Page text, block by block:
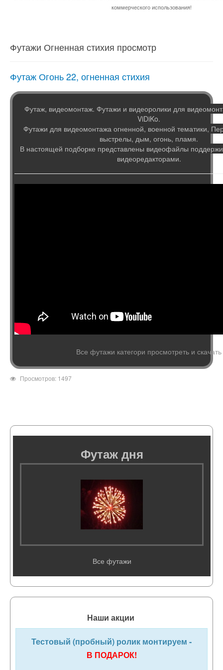
коммерческого использования!
Футажи Огненная стихия просмотр
Футаж Огонь 22, огненная стихия
Футаж, видеомонтаж. Футажи и видеоролики для
ViDiKo.
Футажи для видеомонтажа огненной, военной тематики,
выстрелы, дым, огонь, пламя.
В настоящей подборке представлены видеофайлы
видеоредакторами.
Все футажи категори просмотреть и скачать
Просмотров: 1497
Футаж дня
Все футажи
Наши акции
Тестовый (пробный) ролик монтируем -
В ПОДАРОК!